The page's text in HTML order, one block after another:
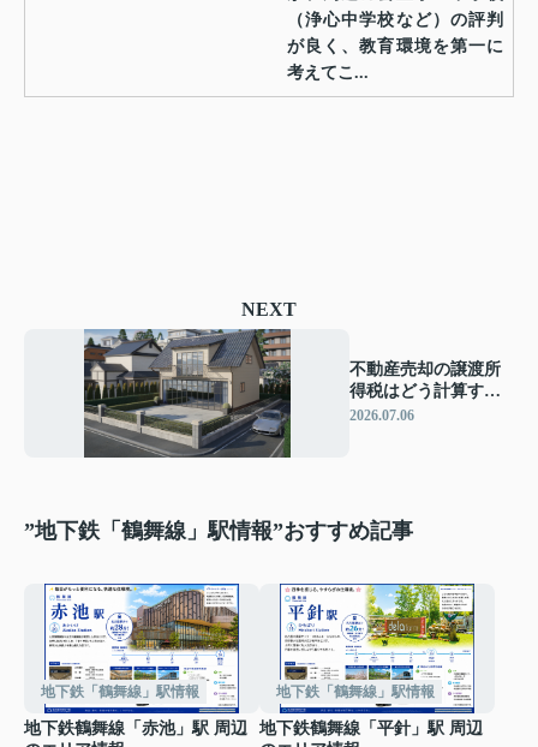
（浄心中学校など）の評判
が良く、教育環境を第一に
考えてこ...
NEXT
不動産売却の譲渡所
得税はどう計算す
る？確定申告で損を
2026.07.06
”地下鉄「鶴舞線」駅情報”おすすめ記事
地下鉄「鶴舞線」駅情報
地下鉄鶴舞線「赤池」駅 周辺
地下鉄「鶴舞線」駅情報
地下鉄鶴舞線「平針」駅 周辺